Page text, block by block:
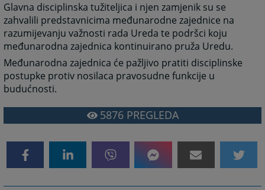
Glavna disciplinska tužiteljica i njen zamjenik su se
zahvalili predstavnicima međunarodne zajednice na
razumijevanju važnosti rada Ureda te podršci koju
međunarodna zajednica kontinuirano pruža Uredu.
Međunarodna zajednica će pažljivo pratiti disciplinske
postupke protiv nosilaca pravosudne funkcije u
budućnosti.
5876PREGLEDA